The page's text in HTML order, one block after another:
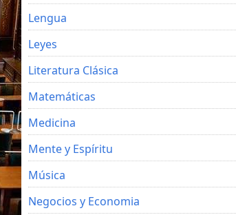
Lengua
Leyes
Literatura Clásica
Matemáticas
Medicina
Mente y Espíritu
Música
Negocios y Economia